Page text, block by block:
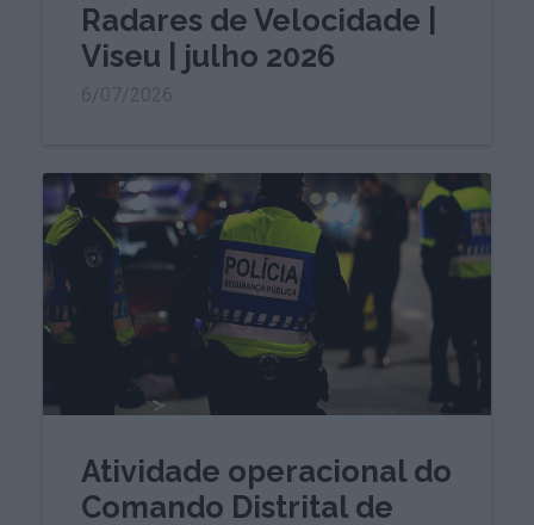
Radares de Velocidade |
Viseu | julho 2026
Atividade operacional do
Comando Distrital de